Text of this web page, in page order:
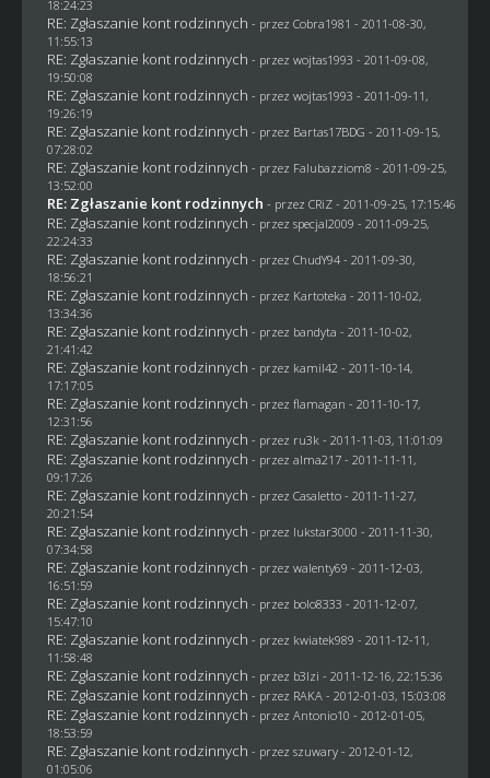
18:24:23
RE: Zgłaszanie kont rodzinnych - przez Cobra1981 - 2011-08-30,
11:55:13
RE: Zgłaszanie kont rodzinnych - przez wojtas1993 - 2011-09-08,
19:50:08
RE: Zgłaszanie kont rodzinnych - przez wojtas1993 - 2011-09-11,
19:26:19
RE: Zgłaszanie kont rodzinnych - przez Bartas17BDG - 2011-09-15,
07:28:02
RE: Zgłaszanie kont rodzinnych - przez Falubazziom8 - 2011-09-25,
13:52:00
RE: Zgłaszanie kont rodzinnych - przez CRiZ- 2011-09-25, 17:15:46
RE: Zgłaszanie kont rodzinnych - przez specjal2009 - 2011-09-25,
22:24:33
RE: Zgłaszanie kont rodzinnych - przez ChudY94- 2011-09-30,
18:56:21
RE: Zgłaszanie kont rodzinnych - przez Kartoteka - 2011-10-02,
13:34:36
RE: Zgłaszanie kont rodzinnych - przez bandyta - 2011-10-02,
21:41:42
RE: Zgłaszanie kont rodzinnych - przez kamil42 - 2011-10-14,
17:17:05
RE: Zgłaszanie kont rodzinnych - przez flamagan - 2011-10-17,
12:31:56
RE: Zgłaszanie kont rodzinnych - przez ru3k - 2011-11-03, 11:01:09
RE: Zgłaszanie kont rodzinnych - przez alma217 - 2011-11-11,
09:17:26
RE: Zgłaszanie kont rodzinnych - przez Casaletto- 2011-11-27,
20:21:54
RE: Zgłaszanie kont rodzinnych - przez lukstar3000 - 2011-11-30,
07:34:58
RE: Zgłaszanie kont rodzinnych - przez walenty69 - 2011-12-03,
16:51:59
RE: Zgłaszanie kont rodzinnych - przez bolo8333 - 2011-12-07,
15:47:10
RE: Zgłaszanie kont rodzinnych - przez kwiatek989 - 2011-12-11,
11:58:48
RE: Zgłaszanie kont rodzinnych - przez b3lzi - 2011-12-16, 22:15:36
RE: Zgłaszanie kont rodzinnych - przez RAKA - 2012-01-03, 15:03:08
RE: Zgłaszanie kont rodzinnych - przez Antonio10 - 2012-01-05,
18:53:59
RE: Zgłaszanie kont rodzinnych - przez szuwary - 2012-01-12,
01:05:06